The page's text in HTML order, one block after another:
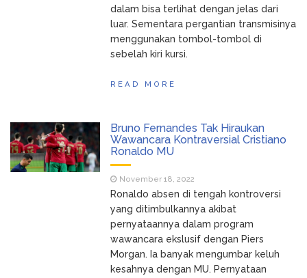
dalam bisa terlihat dengan jelas dari
luar. Sementara pergantian transmisinya
menggunakan tombol-tombol di
sebelah kiri kursi.
READ MORE
Bruno Fernandes Tak Hiraukan
Wawancara Kontraversial Cristiano
Ronaldo MU
November 18, 2022
Ronaldo absen di tengah kontroversi
yang ditimbulkannya akibat
pernyataannya dalam program
wawancara ekslusif dengan Piers
Morgan. Ia banyak mengumbar keluh
kesahnya dengan MU. Pernyataan